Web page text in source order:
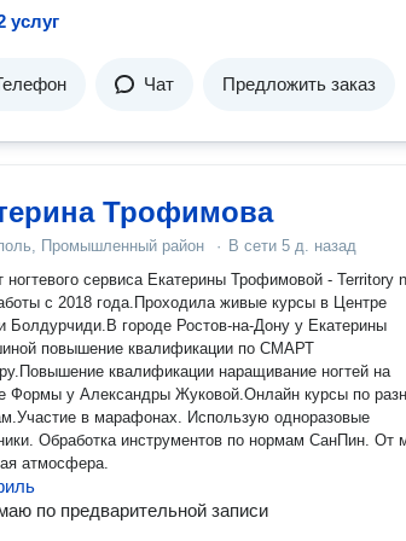
услуг
Чат Предложить заказ
Трофимова
Промышленный район · В сети 5 д. назад
ногтевого сервиса Екатерины Трофимовой - Territory
с 2018 года.Проходила живые курсы в Центре
Болдурчиди.В городе Ростов-на-Дону у Екатерины
повышение квалификации по СМАРТ
квалификации наращивание ногтей на
Формы у Александры Жуковой.Онлайн курсы по
в марафонах. Использую одноразовые
Обработка инструментов по нормам СанПин. От меня
атмосфера.
по предварительной записи